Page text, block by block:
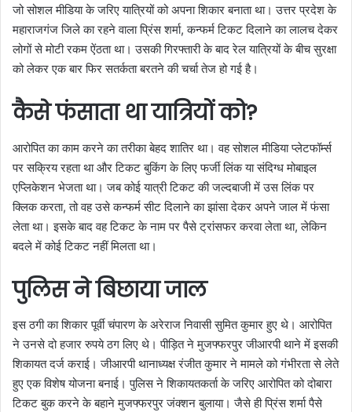
जो सोशल मीडिया के जरिए यात्रियों को अपना शिकार बनाता था। उत्तर प्रदेश के
महाराजगंज जिले का रहने वाला प्रिंस शर्मा, कन्फर्म टिकट दिलाने का लालच देकर
लोगों से मोटी रकम ऐंठता था। उसकी गिरफ्तारी के बाद रेल यात्रियों के बीच सुरक्षा
को लेकर एक बार फिर सतर्कता बरतने की चर्चा तेज हो गई है।
कैसे फंसाता था यात्रियों को?
आरोपित का काम करने का तरीका बेहद शातिर था। वह सोशल मीडिया प्लेटफॉर्म्स
पर सक्रिय रहता था और टिकट बुकिंग के लिए फर्जी लिंक या संदिग्ध मोबाइल
एप्लिकेशन भेजता था। जब कोई यात्री टिकट की जल्दबाजी में उस लिंक पर
क्लिक करता, तो वह उसे कन्फर्म सीट दिलाने का झांसा देकर अपने जाल में फंसा
लेता था। इसके बाद वह टिकट के नाम पर पैसे ट्रांसफर करवा लेता था, लेकिन
बदले में कोई टिकट नहीं मिलता था।
पुलिस ने बिछाया जाल
इस ठगी का शिकार पूर्वी चंपारण के अरेराज निवासी सुमित कुमार हुए थे। आरोपित
ने उनसे दो हजार रुपये ठग लिए थे। पीड़ित ने मुजफ्फरपुर जीआरपी थाने में इसकी
शिकायत दर्ज कराई। जीआरपी थानाध्यक्ष रंजीत कुमार ने मामले को गंभीरता से लेते
हुए एक विशेष योजना बनाई। पुलिस ने शिकायतकर्ता के जरिए आरोपित को दोबारा
टिकट बुक करने के बहाने मुजफ्फरपुर जंक्शन बुलाया। जैसे ही प्रिंस शर्मा पैसे